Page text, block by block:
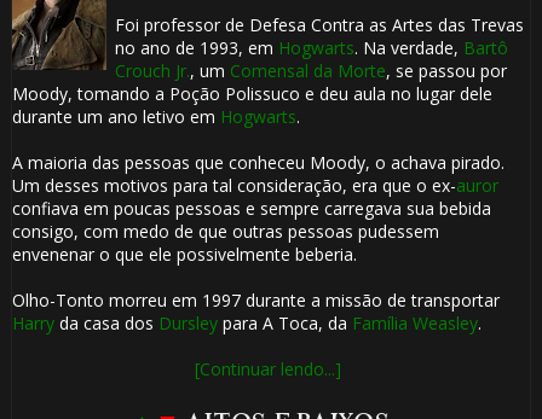
Foi professor de Defesa Contra as Artes das Trevas
no ano de 1993, em Hogwarts. Na verdade, Bartô
Crouch Jr., um Comensal da Morte, se passou por
Moody, tomando a Poção Polissuco e deu aula no lugar dele
durante um ano letivo em Hogwarts.
A maioria das pessoas que conheceu Moody, o achava pirado.
Um desses motivos para tal consideração, era que o ex-auror
confiava em poucas pessoas e sempre carregava sua bebida
consigo, com medo de que outras pessoas pudessem
envenenar o que ele possivelmente beberia.
Olho-Tonto morreu em 1997 durante a missão de transportar
Harryda casa dos Dursleypara A Toca, da Família Weasley.
[Continuar lendo...]
🎂
1️⃣ 8️⃣